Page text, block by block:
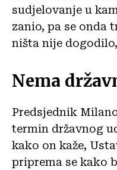
sudjelovanje u
zanio, pa se onda
ništa nije
Nema
Predsjednik
termin državnog
kako on kaže,
priprema se kako